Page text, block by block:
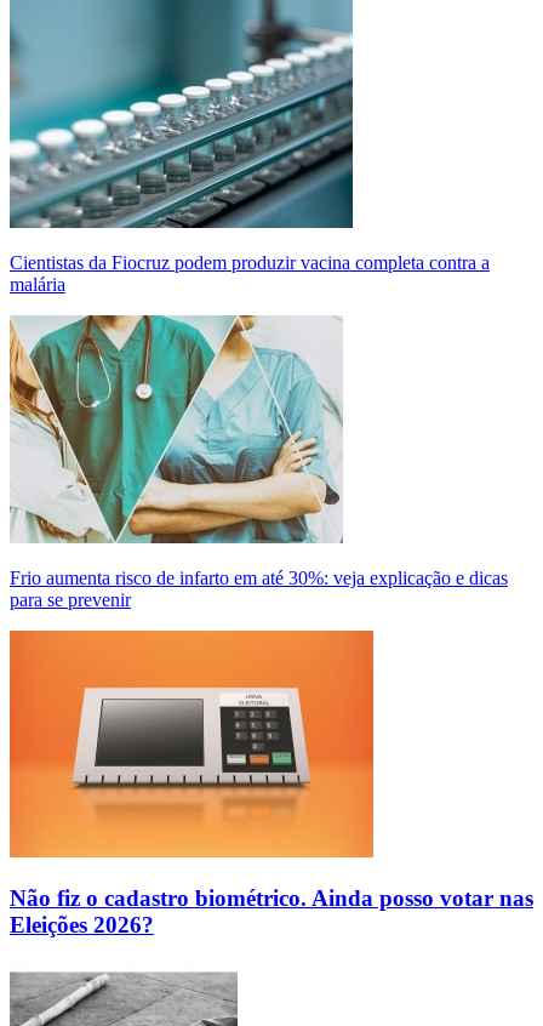
Cientistas da Fiocruz podem produzir vacina completa contra a
malária
Frio aumenta risco de infarto em até 30%: veja explicação e dicas
para se prevenir
Não fiz o cadastro biométrico. Ainda posso votar nas
Eleições 2026?